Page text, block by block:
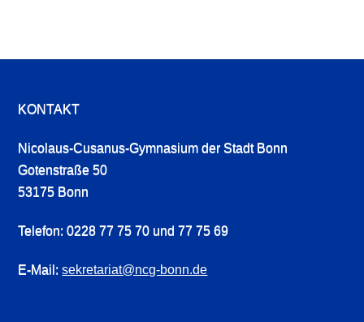
KONTAKT
Nicolaus-Cusanus-Gymnasium der Stadt Bonn
Gotenstraße 50
53175 Bonn
Telefon: 0228 77 75 70 und 77 75 69
E-Mail:sekretariat@ncg-bonn.de